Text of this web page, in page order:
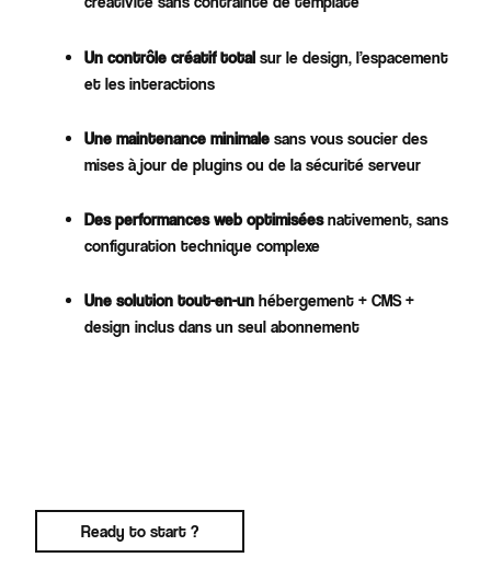
Un contrôle créatif total sur le design, l’espacement
et les interactions​
Une maintenance minimale sans vous soucier des
mises à jour de plugins ou de la sécurité serveur​
Des performances web optimiséesnativement, sans
configuration technique complexe​
Une solution tout-en-un hébergement + CMS +
design inclus dans un seul abonnement
Ready to start ?